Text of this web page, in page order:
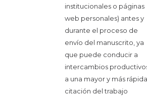
institucionales o páginas
web personales) antes y
durante el proceso de
envío del manuscrito, ya
que puede conducir a
intercambios
a una mayor y más rápida
citación del trabajo